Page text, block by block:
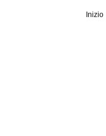
Inizio